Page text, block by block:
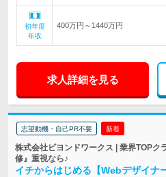
初年度
年収
400万円～1440万円
求人詳細を見る
志望動機・自己PR不要 新着
株式会社ビヨンドワークス | 業界TOPク
修』重視なら♪
イチからはじめる【Webデザイナ